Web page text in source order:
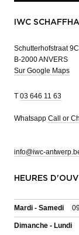
IWC
Schutterhofstraat 9C
B-2000 ANVERS
Sur Google Maps
T 03 646 11 63
Whatsapp Call or
info@iwc-
HEURES
Mardi - Samedi
Dimanche - Lundi